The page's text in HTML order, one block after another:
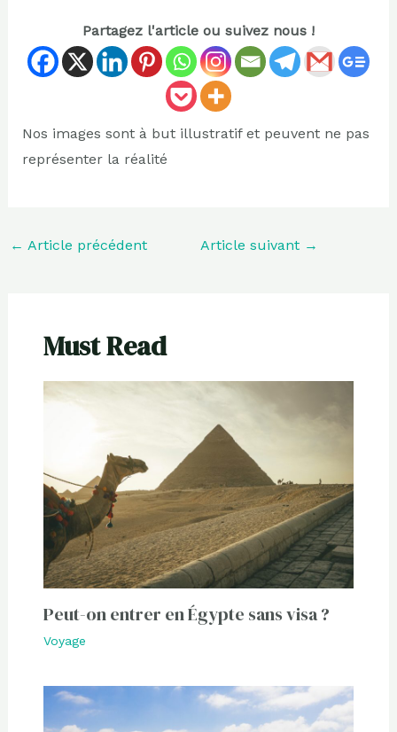
Partagez l'article ou suivez nous !
Nos images sont à but illustratif et peuvent ne pas
représenter la réalité
← Article précédent Article suivant →
Must Read
Peut-on entrer en Égypte sans visa ?
Voyage